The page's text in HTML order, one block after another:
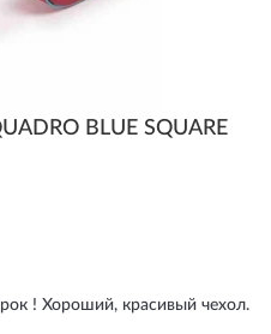
BLUE SQUARE
! Хороший, красивый чехол.